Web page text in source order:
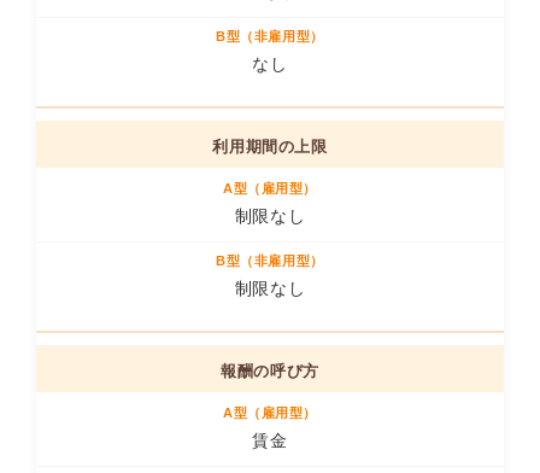
なし
利用期間の上限
制限なし
制限なし
報酬の呼び方
賃金